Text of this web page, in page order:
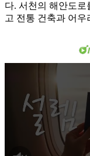
다. 서천의 해안도
고 전통 건축과 어